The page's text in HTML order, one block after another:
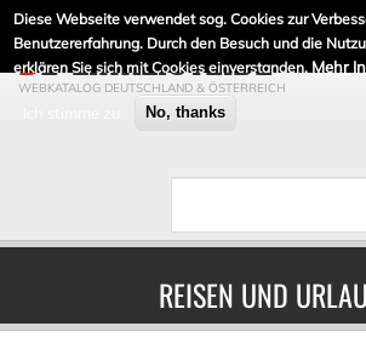
Diese Webseite verwendet sog. Cookies zur
Benutzererfahrung. Durch den Besuch und die
erklären Sie sich mit Cookies einverstanden. Mehr
No, thanks
DE-LINKLISTE.DE
WEBKATALOG DEUTSCHLAND & ÖSTERREICH
REISEN UND